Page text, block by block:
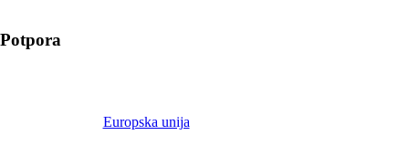
Potpora
Europska unija